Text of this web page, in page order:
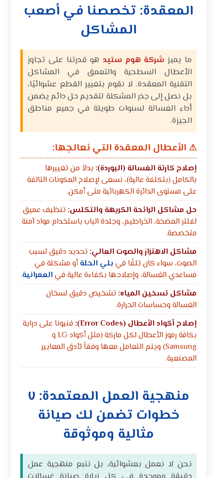
المعقدة: تخصصنا في أصعب
المشاكل
ما يميز شركة هوم ستيد هو قدرتنا على تجاوز
الأعطال السطحية والتعمق في المشاكل
التقنية المعقدة. لا نقوم بتغيير القطع عشوائيًا،
بل نصل إلى جذر المشكلة لتقديم حل دائم يضمن
أداء الغسالة لسنوات طويلة في جميع مناطق
الجيزة.
⚠ الأعطال المعقدة التي نعالجها:
إصلاح كارتة الغسالة (البوردة): بدلاً من تغييرها
بالكامل (بتكلفة عالية)، نسعى لإصلاح المكونات التالفة
على مستوى الدائرة الكهربائية متى أمكن.
حل مشاكل الرائحة الكريهة والتكلس: تنظيف عميق
لفلتر المضخة، الخراطيم، وجلدة الباب باستخدام مواد آمنة
متخصصة.
مشاكل الاهتزاز والصوت العالي: تحديد دقيق لسبب
الصوت، سواء كان تلفًا في بلي الحلةأو مشكلة في
مساعدي الغسالة، وإصلاحها بكفاءة عالية في العمرانية.
مشاكل تسخين المياه: تشخيص دقيق لسخان
الغسالة وحساسات الحرارة.
إصلاح أكواد الأعطال (Error Codes):
فنيونا على دراية
بكافة رموز الأعطال لكل ماركة (مثل أكواد LG و
Samsung) ويتم التعامل معها وفقاً لأدق المعايير
المصنعية.
منهجية العمل المعتمدة: ٧
خطوات تضمن لك صيانة
مثالية وموثوقة
نحن لا نعمل بعشوائية، بل نتبع منهجية عمل